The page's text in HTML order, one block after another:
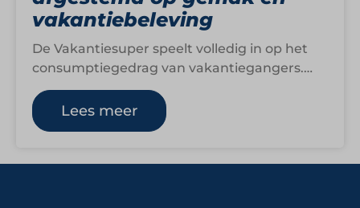
vakantiebeleving
De Vakantiesuper speelt volledig in op het
consumptiegedrag van vakantiegangers.
Binnen de formule draait boodschappen
doen minder om routine en…
Lees meer